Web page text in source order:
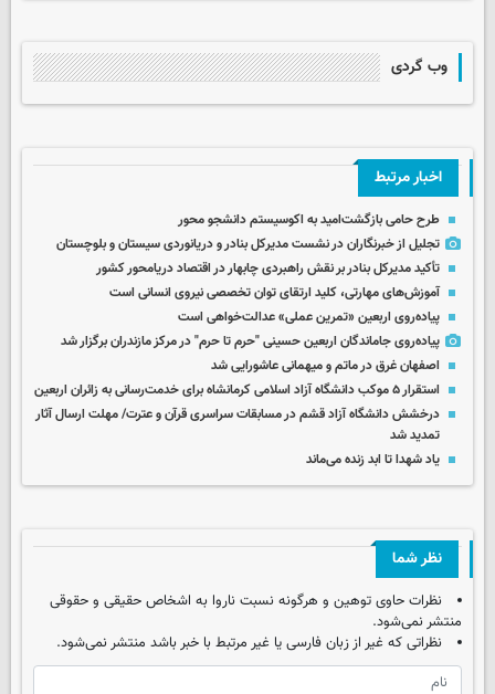
وب گردی
اخبار مرتبط
طرح حامی بازگشت‌امید به اکوسیستم دانشجو محور
تجلیل از خبرنگاران در نشست مدیرکل بنادر و دریانوردی سیستان و بلوچستان
تأکید مدیرکل بنادر بر نقش راهبردی چابهار در اقتصاد دریامحور کشور
آموزش‌های مهارتی، کلید ارتقای توان تخصصی نیروی انسانی است
پیاده‌روی اربعین «تمرین عملی» عدالت‌خواهی است
پیاده‌روی جاماندگان اربعین حسینی "حرم تا حرم" در مرکز مازندران برگزار شد
اصفهان غرق در ماتم و میهمانی عاشورایی شد
استقرار ۵ موکب دانشگاه آزاد اسلامی کرمانشاه برای خدمت‌رسانی به زائران اربعین
درخشش دانشگاه آزاد قشم در مسابقات سراسری قرآن و عترت/ مهلت ارسال آثار
تمدید شد
یاد شهدا تا ابد زنده می‌ماند
نظر شما
نظرات حاوی توهین و هرگونه نسبت ناروا به اشخاص حقیقی و حقوقی
منتشر نمی‌شود.
نظراتی که غیر از زبان فارسی یا غیر مرتبط با خبر باشد منتشر نمی‌شود.